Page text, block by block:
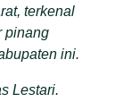
terkenal
pinang
ini.
Lestari.